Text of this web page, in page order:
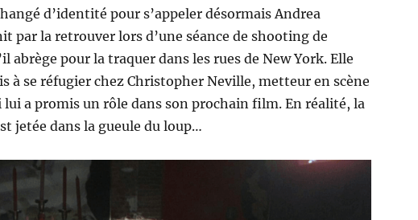
d’identité pour s’appeler désormais Andrea
par la retrouver lors d’une séance de shooting de
abrège pour la traquer dans les rues de New York. Elle
à se réfugier chez Christopher Neville, metteur en scène
lui a promis un rôle dans son prochain film. En réalité, la
jetée dans la gueule du loup…